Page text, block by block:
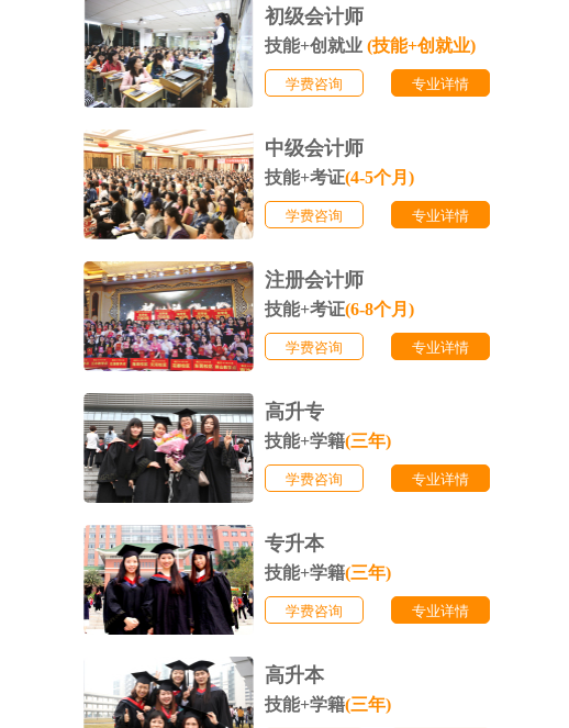
初级会计师
技能+创就业 (技能+创就业)
学费咨询 专业详情
中级会计师
技能+考证(4-5个月)
学费咨询 专业详情
注册会计师
技能+考证(6-8个月)
学费咨询 专业详情
高升专
技能+学籍(三年)
学费咨询 专业详情
专升本
技能+学籍(三年)
学费咨询 专业详情
高升本
技能+学籍(三年)